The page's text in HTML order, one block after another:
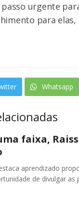
urgente
para
Whatsapp
faixa,
aprendizado
de divulgar as